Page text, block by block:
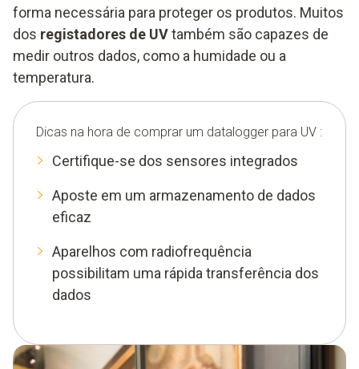
forma necessária para proteger os produtos. Muitos
dos registadores de UVtambém são capazes de
medir outros dados, como a humidade ou a
temperatura.
Dicas na hora de comprar um datalogger para UV :
Certifique-se dos sensores integrados
Aposte em um armazenamento de dados
eficaz
Aparelhos com radiofrequência
possibilitam uma rápida transferência dos
dados